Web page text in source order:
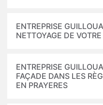
ENTREPRISE
NETTOYAGE DE
ENTREPRISE
FAÇADE DANS LES
EN PRAYERES